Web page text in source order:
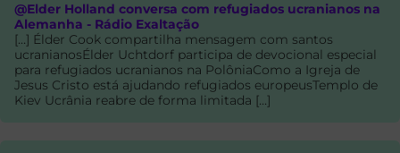
@Elder Holland conversa com refugiados ucranianos na
Alemanha - Rádio Exaltação
[…] Élder Cook compartilha mensagem com santos
ucranianosÉlder Uchtdorf participa de devocional especial
para refugiados ucranianos na PolôniaComo a Igreja de
Jesus Cristo está ajudando refugiados europeusTemplo de
Kiev Ucrânia reabre de forma limitada […]